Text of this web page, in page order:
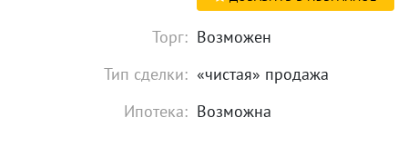
Торг: Возможен
Тип сделки: «чистая» продажа
Ипотека: Возможна